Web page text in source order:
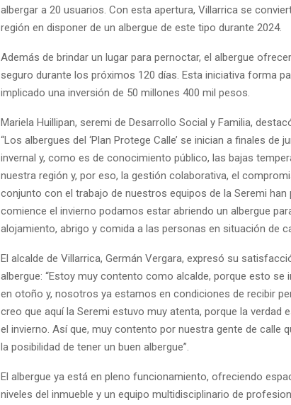
albergar a 20 usuarios. Con esta apertura, Villarrica se
región en disponer de un albergue de este tipo durante 2024.
Además de brindar un lugar para pernoctar, el albergue
seguro durante los próximos 120 días. Esta iniciativa forma
implicado una inversión de 50 millones 400 mil pesos.
Mariela Huillipan, seremi de Desarrollo Social y Familia,
“Los albergues del ‘Plan Protege Calle’ se inician a finales de
invernal y, como es de conocimiento público, las bajas
nuestra región y, por eso, la gestión colaborativa, el
conjunto con el trabajo de nuestros equipos de la Seremi han
comience el invierno podamos estar abriendo un albergue
alojamiento, abrigo y comida a las personas en situación de
El alcalde de Villarrica, Germán Vergara, expresó su
albergue: “Estoy muy contento como alcalde, porque esto se
en otoño y, nosotros ya estamos en condiciones de recibir
creo que aquí la Seremi estuvo muy atenta, porque la verdad
el invierno. Así que, muy contento por nuestra gente de calle
la posibilidad de tener un buen albergue”.
El albergue ya está en pleno funcionamiento, ofreciendo
niveles del inmueble y un equipo multidisciplinario de